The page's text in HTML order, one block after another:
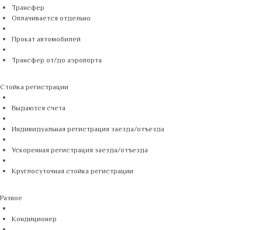
Трансфер
Оплачивается отдельно
Прокат автомобилей
Трансфер от/до аэропорта
Стойка регистрации
Выдаются счета
Индивидуальная регистрация заезда/отъезда
Ускоренная регистрация заезда/отъезда
Круглосуточная стойка регистрации
Разное
Кондиционер